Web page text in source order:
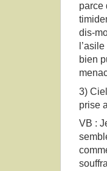
parce
dis-
bien
3)
prise
VB :